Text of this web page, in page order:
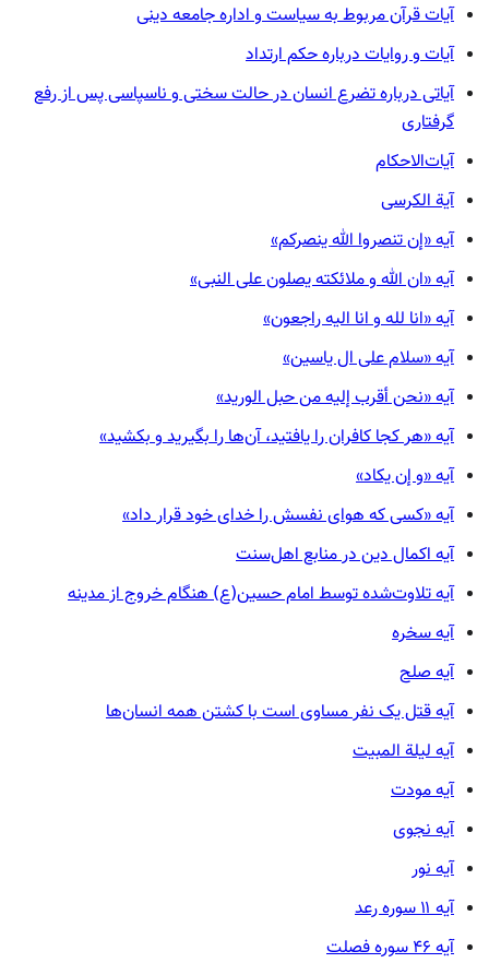
آیات قرآن مربوط به سیاست و اداره جامعه دینی
آیات و روایات درباره حکم ارتداد
آیاتی درباره تضرع انسان در حالت سختی و ناسپاسی پس از رفع
گرفتاری
آیات‌الاحکام
آیة الکرسی
آیه «إن تنصروا الله ینصرکم»
آیه «ان الله و ملائکته یصلون علی النبی»
آیه «انا لله و انا الیه راجعون»
آیه «سلام علی ال یاسین»
آیه «نحن أقرب إلیه من حبل الورید»
آیه «هر کجا کافران را یافتید، آن‌ها را بگیرید و بکشید»
آیه «و إن یکاد»
آیه «کسی که هوای نفسش را خدای خود قرار داد»
آیه اکمال دین در منابع اهل‌سنت
آیه تلاوت‌شده توسط امام حسین(ع) هنگام خروج از مدینه
آیه سخره
آیه صلح
آیه قتل یک نفر مساوی است با کشتن همه انسان‌ها
آیه لیلة المبیت
آیه مودت
آیه نجوی
آیه نور
آیه ۱۱ سوره رعد
آیه ۴۶ سوره فصلت